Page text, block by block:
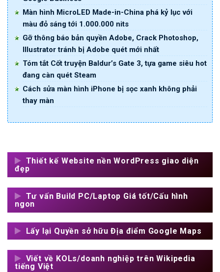
Màn hình MicroLED Made-in-China phá kỷ lục với
màu đỏ sáng tới 1.000.000 nits
Gỡ thông báo bản quyền Adobe, Crack Photoshop,
Illustrator tránh bị Adobe quét mới nhất
Tóm tắt Cốt truyện Baldur’s Gate 3, tựa game siêu hot
đang càn quét Steam
Cách sửa màn hình iPhone bị sọc xanh không phải
thay màn
Thiết kế Website nền WordPress giao diện
đẹp
Tư vấn Build PC/Laptop Giá tốt/Cấu hình
ngon
Lấy lại Quyền sở hữu Địa điểm Google Maps
Viết về KOLs/doanh nghiệp trên Wikipedia
tiếng Việt